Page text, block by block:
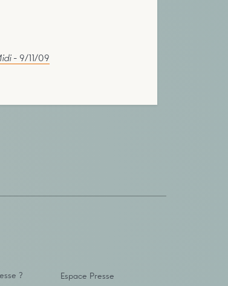
- 9/11/09
?
Espace Presse